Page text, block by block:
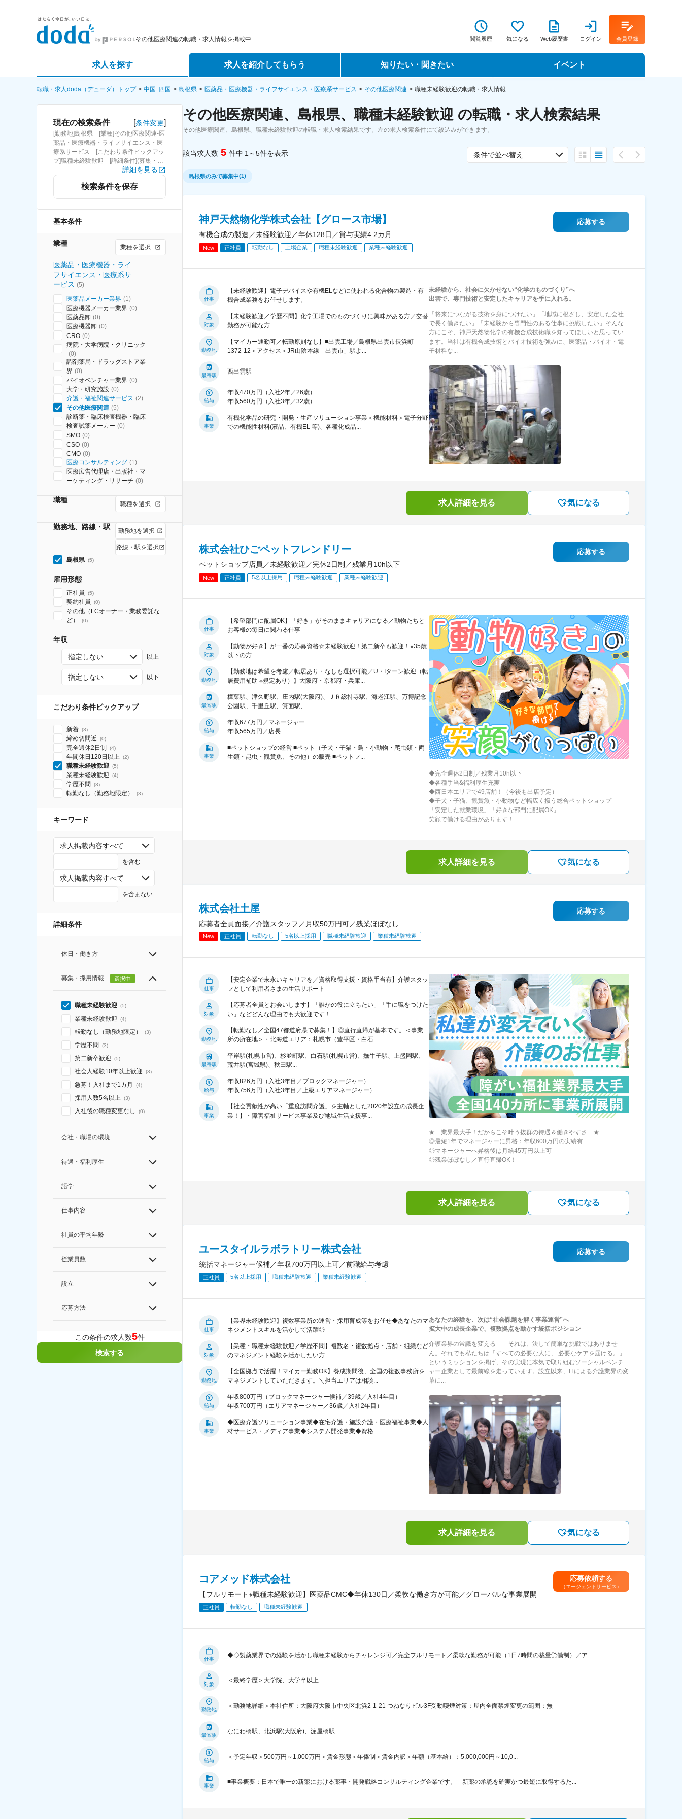
その他医療関連の転職・求人情報を掲載中 閲覧履歴 気になる Web履歴書 ログイン 会員登録
求人を探す
詳細条件から探す
求人特集から探す
求人を紹介してもらう
エージェントサービス
スカウトサービス
知りたい・聞きたい
転職ノウハウ
データで見る転職
イベント
転職イベント・転職セミナー
転職フェア
転職・求人doda（デューダ）トップ 中国･四国 島根県 医薬品・医療機器・ライフサイエンス・医療系サービス その他医療関連 職種未経験歓迎の転職・求人情報
現在の検索条件 [条件変更]
[勤務地]島根県 [業種]その他医療関連-医
薬品・医療機器・ライフサイエンス・医
療系サービス [こだわり条件ピックアッ
プ]職種未経験歓迎 [詳細条件](募集・採
詳細を見る
検索条件を保存
基本条件
業種 業種を選択
医薬品・医療機器・ライ
フサイエンス・医療系サ
ービス (5)
医薬品メーカー業界 (1)
医療機器メーカー業界 (0)
医薬品卸 (0)
医療機器卸 (0)
CRO (0)
病院・大学病院・クリニック
(0)
調剤薬局・ドラッグストア業
界 (0)
バイオベンチャー業界 (0)
大学・研究施設 (0)
介護・福祉関連サービス (2)
その他医療関連 (5)
診断薬・臨床検査機器・臨床
検査試薬メーカー (0)
SMO (0)
CSO (0)
CMO (0)
医療コンサルティング (1)
医療広告代理店・出版社・マ
ーケティング・リサーチ (0)
職種 職種を選択
勤務地、路線・駅 勤務地を選択
路線・駅を選択
島根県 (5)
雇用形態
正社員 (5)
契約社員 (0)
その他（FCオーナー・業務委託な
ど）
(0)
年収
指定しない 以上
指定しない 以下
こだわり条件ピックアップ
新着 (3)
締め切間近 (0)
完全週休2日制 (4)
年間休日120日以上 (2)
職種未経験歓迎 (5)
業種未経験歓迎 (4)
学歴不問 (3)
転勤なし（勤務地限定） (3)
キーワード
求人掲載内容すべて
を含む
求人掲載内容すべて
を含まない
詳細条件
休日・働き方
募集・採用情報 選択中
職種未経験歓迎 (5)
業種未経験歓迎 (4)
転勤なし（勤務地限定） (3)
学歴不問 (3)
第二新卒歓迎 (5)
社会人経験10年以上歓迎 (3)
急募！入社まで1カ月 (4)
採用人数5名以上 (3)
入社後の職種変更なし (0)
会社・職場の環境
待遇・福利厚生
語学
仕事内容
社員の平均年齢
従業員数
設立
応募方法
この条件の求人数5件
検索する
その他医療関連、島根県、職種未経験歓迎 の転職・求人検索結果
その他医療関連、島根県、職種未経験歓迎の転職・求人検索結果です。左の求人検索条件にて絞込みができます。
該当求人数 5 件中 1～5件を表示 条件で並べ替え
島根県のみで募集中(1)
神戸天然物化学株式会社【グロース市場】
有機合成の製造／未経験歓迎／年休128日／賞与実績4.2カ月
New 正社員 転勤なし 上場企業 職種未経験歓迎 業種未経験歓迎
応募する
仕事
【未経験歓迎】電子デバイスや有機ELなどに使われる化合物の製造・有
機合成業務をお任せします。
対象
【未経験歓迎／学歴不問】化学工場でのものづくりに興味がある方／交替
勤務が可能な方
勤務地
【マイカー通勤可／転勤原則なし】■出雲工場／島根県出雲市長浜町
1372-12＜アクセス＞JR山陰本線「出雲市」駅よ...
最寄駅
西出雲駅
給与
年収470万円（入社2年／26歳）
年収560万円（入社3年／32歳）
事業
有機化学品の研究・開発・生産ソリューション事業＜機能材料＞電子分野
での機能性材料(液晶、有機EL 等)、各種化成品...
未経験から、社会に欠かせない“化学のものづくり”へ
出雲で、専門技術と安定したキャリアを手に入れる。
「将来につながる技術を身につけたい」「地域に根ざし、安定した会社
で長く働きたい」「未経験から専門性のある仕事に挑戦したい」そんな
方にこそ、神戸天然物化学の有機合成技術職を知ってほしいと思ってい
ます。当社は有機合成技術とバイオ技術を強みに、医薬品・バイオ・電
子材料な...
求人詳細を見る 気になる
株式会社ひごペットフレンドリー
ペットショップ店員／未経験歓迎／完休2日制／残業月10h以下
New 正社員 5名以上採用 職種未経験歓迎 業種未経験歓迎
応募する
仕事
【希望部門に配属OK】「好き」がそのままキャリアになる／動物たちと
お客様の毎日に関わる仕事
対象
【動物が好き】が一番の応募資格☆未経験歓迎！第二新卒も歓迎！※35歳
以下の方
勤務地
【勤務地は希望を考慮／転居あり・なしも選択可能／U・Iターン歓迎（転
居費用補助 ※規定あり）】大阪府・京都府・兵庫...
最寄駅
樟葉駅、津久野駅、庄内駅(大阪府)、ＪＲ総持寺駅、海老江駅、万博記念
公園駅、千里丘駅、箕面駅、...
給与
年収677万円／マネージャー
年収565万円／店長
事業
■ペットショップの経営 ■ペット（子犬・子猫・鳥・小動物・爬虫類・両
生類・昆虫・観賞魚、その他）の販売 ■ペットフ...
◆完全週休2日制／残業月10h以下
◆各種手当&福利厚生充実
◆西日本エリアで49店舗！（今後も出店予定）
◆子犬・子猫、観賞魚・小動物など幅広く扱う総合ペットショップ
「安定した就業環境」「好きな部門に配属OK」
笑顔で働ける理由があります！
求人詳細を見る 気になる
株式会社土屋
応募者全員面接／介護スタッフ／月収50万円可／残業ほぼなし
New 正社員 転勤なし 5名以上採用 職種未経験歓迎 業種未経験歓迎
応募する
仕事
【安定企業で末永いキャリアを／資格取得支援・資格手当有】介護スタッ
フとして利用者さまの生活サポート
対象
【応募者全員とお会いします】「誰かの役に立ちたい」「手に職をつけた
い」などどんな理由でも大歓迎です！
勤務地
【転勤なし／全国47都道府県で募集！】◎直行直帰が基本です。＜事業
所の所在地＞・北海道エリア：札幌市（豊平区・白石...
最寄駅
平岸駅(札幌市営)、杉並町駅、白石駅(札幌市営)、撫牛子駅、上盛岡駅、
荒井駅(宮城県)、秋田駅...
給与
年収826万円（入社3年目／ブロックマネージャー）
年収756万円（入社3年目／上級エリアマネージャー）
事業
【社会貢献性が高い「重度訪問介護」を主軸とした2020年設立の成長企
業！】・障害福祉サービス事業及び地域生活支援事...
★ 業界最大手！だからこそ叶う抜群の待遇＆働きやすさ ★
◎最短1年でマネージャーに昇格：年収600万円の実績有
◎マネージャーへ昇格後は月給45万円以上可
◎残業ほぼなし／直行直帰OK！
求人詳細を見る 気になる
ユースタイルラボラトリー株式会社
統括マネージャー候補／年収700万円以上可／前職給与考慮
正社員 5名以上採用 職種未経験歓迎 業種未経験歓迎
応募する
仕事
【業界未経験歓迎】複数事業所の運営・採用育成等をお任せ◆あなたのマ
ネジメントスキルを活かして活躍◎
対象
【業種・職種未経験歓迎／学歴不問】複数名・複数拠点・店舗・組織など
のマネジメント経験を活かしたい方
勤務地
【全国拠点で活躍！マイカー勤務OK】養成期間後、全国の複数事務所を
マネジメントしていただきます。＼担当エリアは相談...
給与
年収800万円（ブロックマネージャー候補／39歳／入社4年目）
年収700万円（エリアマネージャー／36歳／入社2年目）
事業
◆医療介護ソリューション事業◆在宅介護・施設介護・医療福祉事業◆人
材サービス・メディア事業◆システム開発事業◆資格...
あなたの経験を、次は“社会課題を解く事業運営”へ
拡大中の成長企業で、複数拠点を動かす統括ポジション
介護業界の常識を変える――それは、決して簡単な挑戦ではありませ
ん。それでも私たちは「すべての必要な人に、 必要なケアを届ける。」
というミッションを掲げ、その実現に本気で取り組むソーシャルベンチ
ャー企業として最前線を走っています。設立以来、ITによる介護業界の変
革に...
求人詳細を見る 気になる
コアメッド株式会社
【フルリモート※職種未経験歓迎】医薬品CMC◆年休130日／柔軟な働き方が可能／グローバルな事業展開
正社員 転勤なし 職種未経験歓迎
応募依頼する
（エージェントサービス）
仕事
◆◇製薬業界での経験を活かし職種未経験からチャレンジ可／完全フルリモート／柔軟な勤務が可能（1日7時間の裁量労働制）／ア
対象
＜最終学歴＞大学院、大学卒以上
勤務地
＜勤務地詳細＞本社住所：大阪府大阪市中央区北浜2-1-21 つねなりビル3F受動喫煙対策：屋内全面禁煙変更の範囲：無
最寄駅
なにわ橋駅、北浜駅(大阪府)、淀屋橋駅
給与
＜予定年収＞500万円～1,000万円＜賃金形態＞年俸制＜賃金内訳＞年額（基本給）：5,000,000円～10,0...
事業
■事業概要：日本で唯一の新薬における薬事・開発戦略コンサルティング企業です。「新薬の承認を確実かつ最短に取得するた...